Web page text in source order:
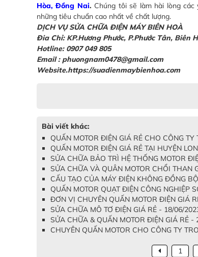
Hòa, Đồng Nai. Chúng tôi sẽ làm hài lòng
những tiêu chuẩn cao nhất về chất lượng.
DỊCH VỤ SỬA CHỮA ĐIỆN MÁY BIÊN HOÀ
Đia Chỉ: KP.Hương Phước, P.Phước Tân, Biên
Hotline: 0907 049 805
Email : phuongnam0478@gmail.com
Website.https://suadienmaybienhoa.com
Bài viết khác:
QUẤN MOTOR ĐIỆN GIÁ RẺ CHO CÔNG
QUẤN MOTOR ĐIỆN GIÁ RẺ TẠI HUYỆN
SỬA CHỮA BẢO TRÌ HỆ THỐNG MOTOR
SỬA CHỮA VÀ QUÂN MOTOR CHỔI THAN
CẤU TẠO CỦA MÁY ĐIỆN KHÔNG ĐỒNG
QUẤN MOTOR QUẠT ĐIỆN CÔNG NGHIỆP
ĐƠN VỊ CHUYÊN QUẤN MOTOR ĐIỆN GIÁ
SỬA CHỮA MÔ TƠ ĐIỆN GIÁ RẺ - 18/06/
SỬA CHỮA & QUẤN MOTOR ĐIỆN GIÁ RẺ -
CHUYÊN QUẤN MOTOR CHO CÔNG TY
1